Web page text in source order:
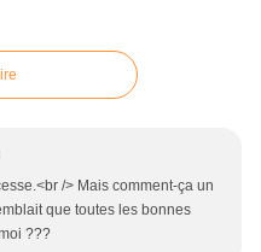
/> Mais comment-ça un
que toutes les bonnes
???